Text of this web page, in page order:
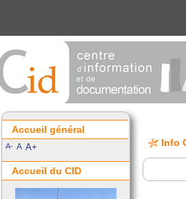
Info
Accueil général
A- A A+
Accueil du CID